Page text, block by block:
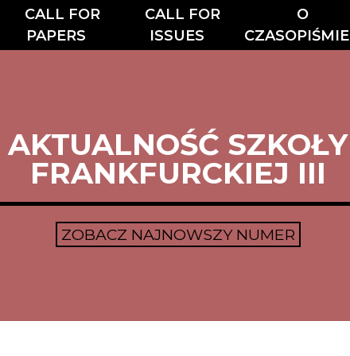
CALL FOR
PAPERS
CALL FOR
ISSUES
O
CZASOPIŚMIE
AKTUALNOŚĆ SZKOŁY
FRANKFURCKIEJ III
ZOBACZ NAJNOWSZY NUMER